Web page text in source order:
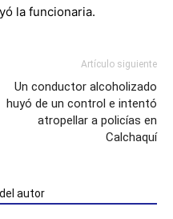
la funcionaria.
Artículo siguiente
Un conductor alcoholizado
huyó de un control e intentó
atropellar a policías en
Calchaquí
autor